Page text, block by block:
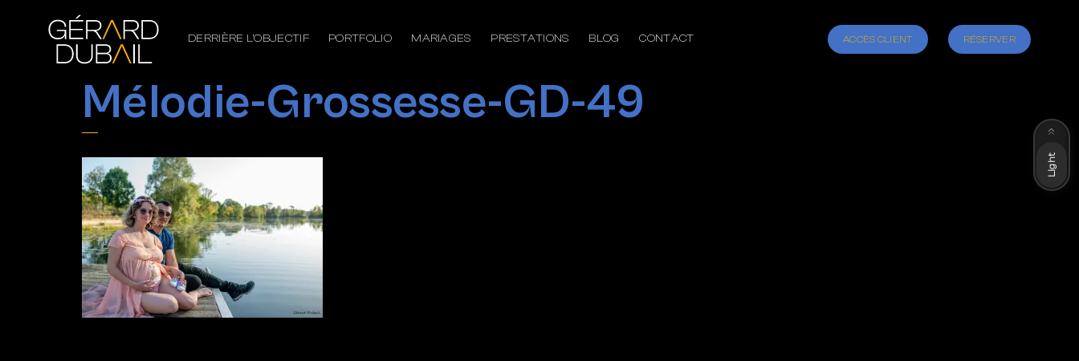
DERRIÈRE L’OBJECTIF PORTFOLIO MARIAGES PRESTATIONS BLOG CONTACT ACCÈS CLIENT RÉSERVER
Mélodie-Grossesse-GD-49
Light
Dark